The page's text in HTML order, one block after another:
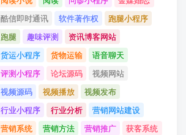
同城组局活动，找搭子组局社交即时通讯介绍
酷信即时通讯
软件著作权
跑腿小程序
跑腿
趣味评测
资讯博客网站
货运小程序
货物运输
语音聊天
评测小程序
论坛源码
视频网站
视频源码
视频播放
视频发布
行业小程序
行业分析
营销网站建设
营销系统
营销方法 营销推广
获客系统